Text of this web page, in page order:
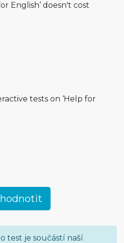
English’ doesn't cost
tests on ‘Help for
test je součástí naší